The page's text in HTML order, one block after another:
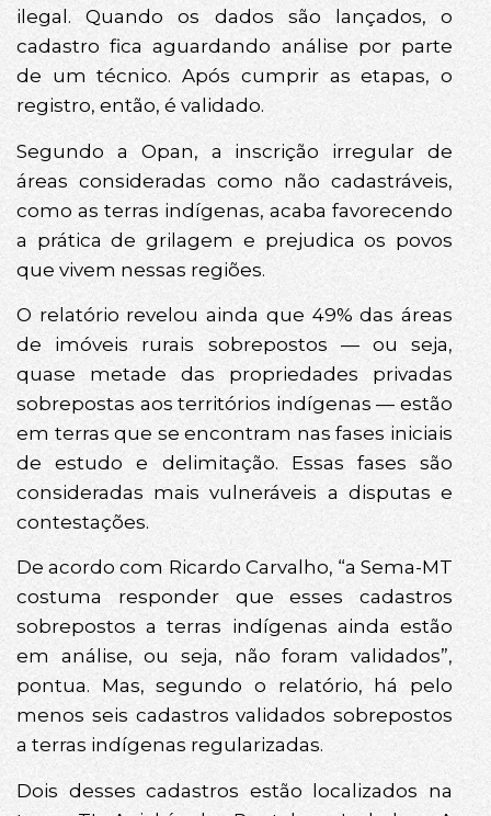
ilegal. Quando os dados são lançados, o
cadastro fica aguardando análise por parte
de um técnico. Após cumprir as etapas, o
registro, então, é validado.
Segundo a Opan, a inscrição irregular de
áreas consideradas como não cadastráveis,
como as terras indígenas, acaba favorecendo
a prática de grilagem e prejudica os povos
que vivem nessas regiões.
O relatório revelou ainda que 49% das áreas
de imóveis rurais sobrepostos — ou seja,
quase metade das propriedades privadas
sobrepostas aos territórios indígenas — estão
em terras que se encontram nas fases iniciais
de estudo e delimitação. Essas fases são
consideradas mais vulneráveis a disputas e
contestações.
De acordo com Ricardo Carvalho, “a Sema-MT
costuma responder que esses cadastros
sobrepostos a terras indígenas ainda estão
em análise, ou seja, não foram validados”,
pontua. Mas, segundo o relatório, há pelo
menos seis cadastros validados sobrepostos
a terras indígenas regularizadas.
Dois desses cadastros estão localizados na